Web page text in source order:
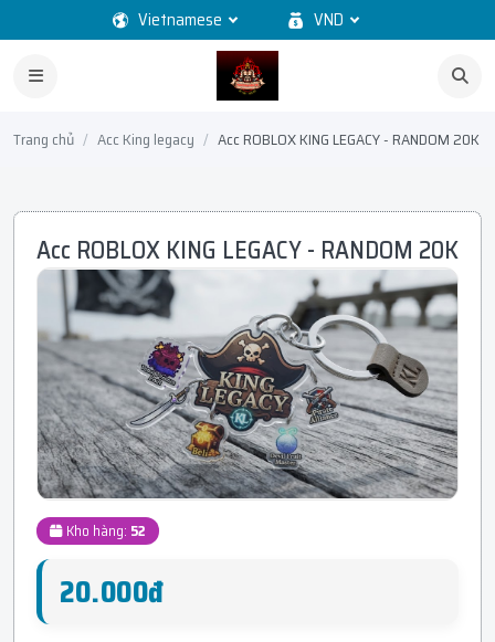
Vietnamese VND
Trang chủ Acc King legacy Acc ROBLOX KING LEGACY - RANDOM 20K
Acc ROBLOX KING LEGACY - RANDOM 20K
Kho hàng: 52
20.000đ